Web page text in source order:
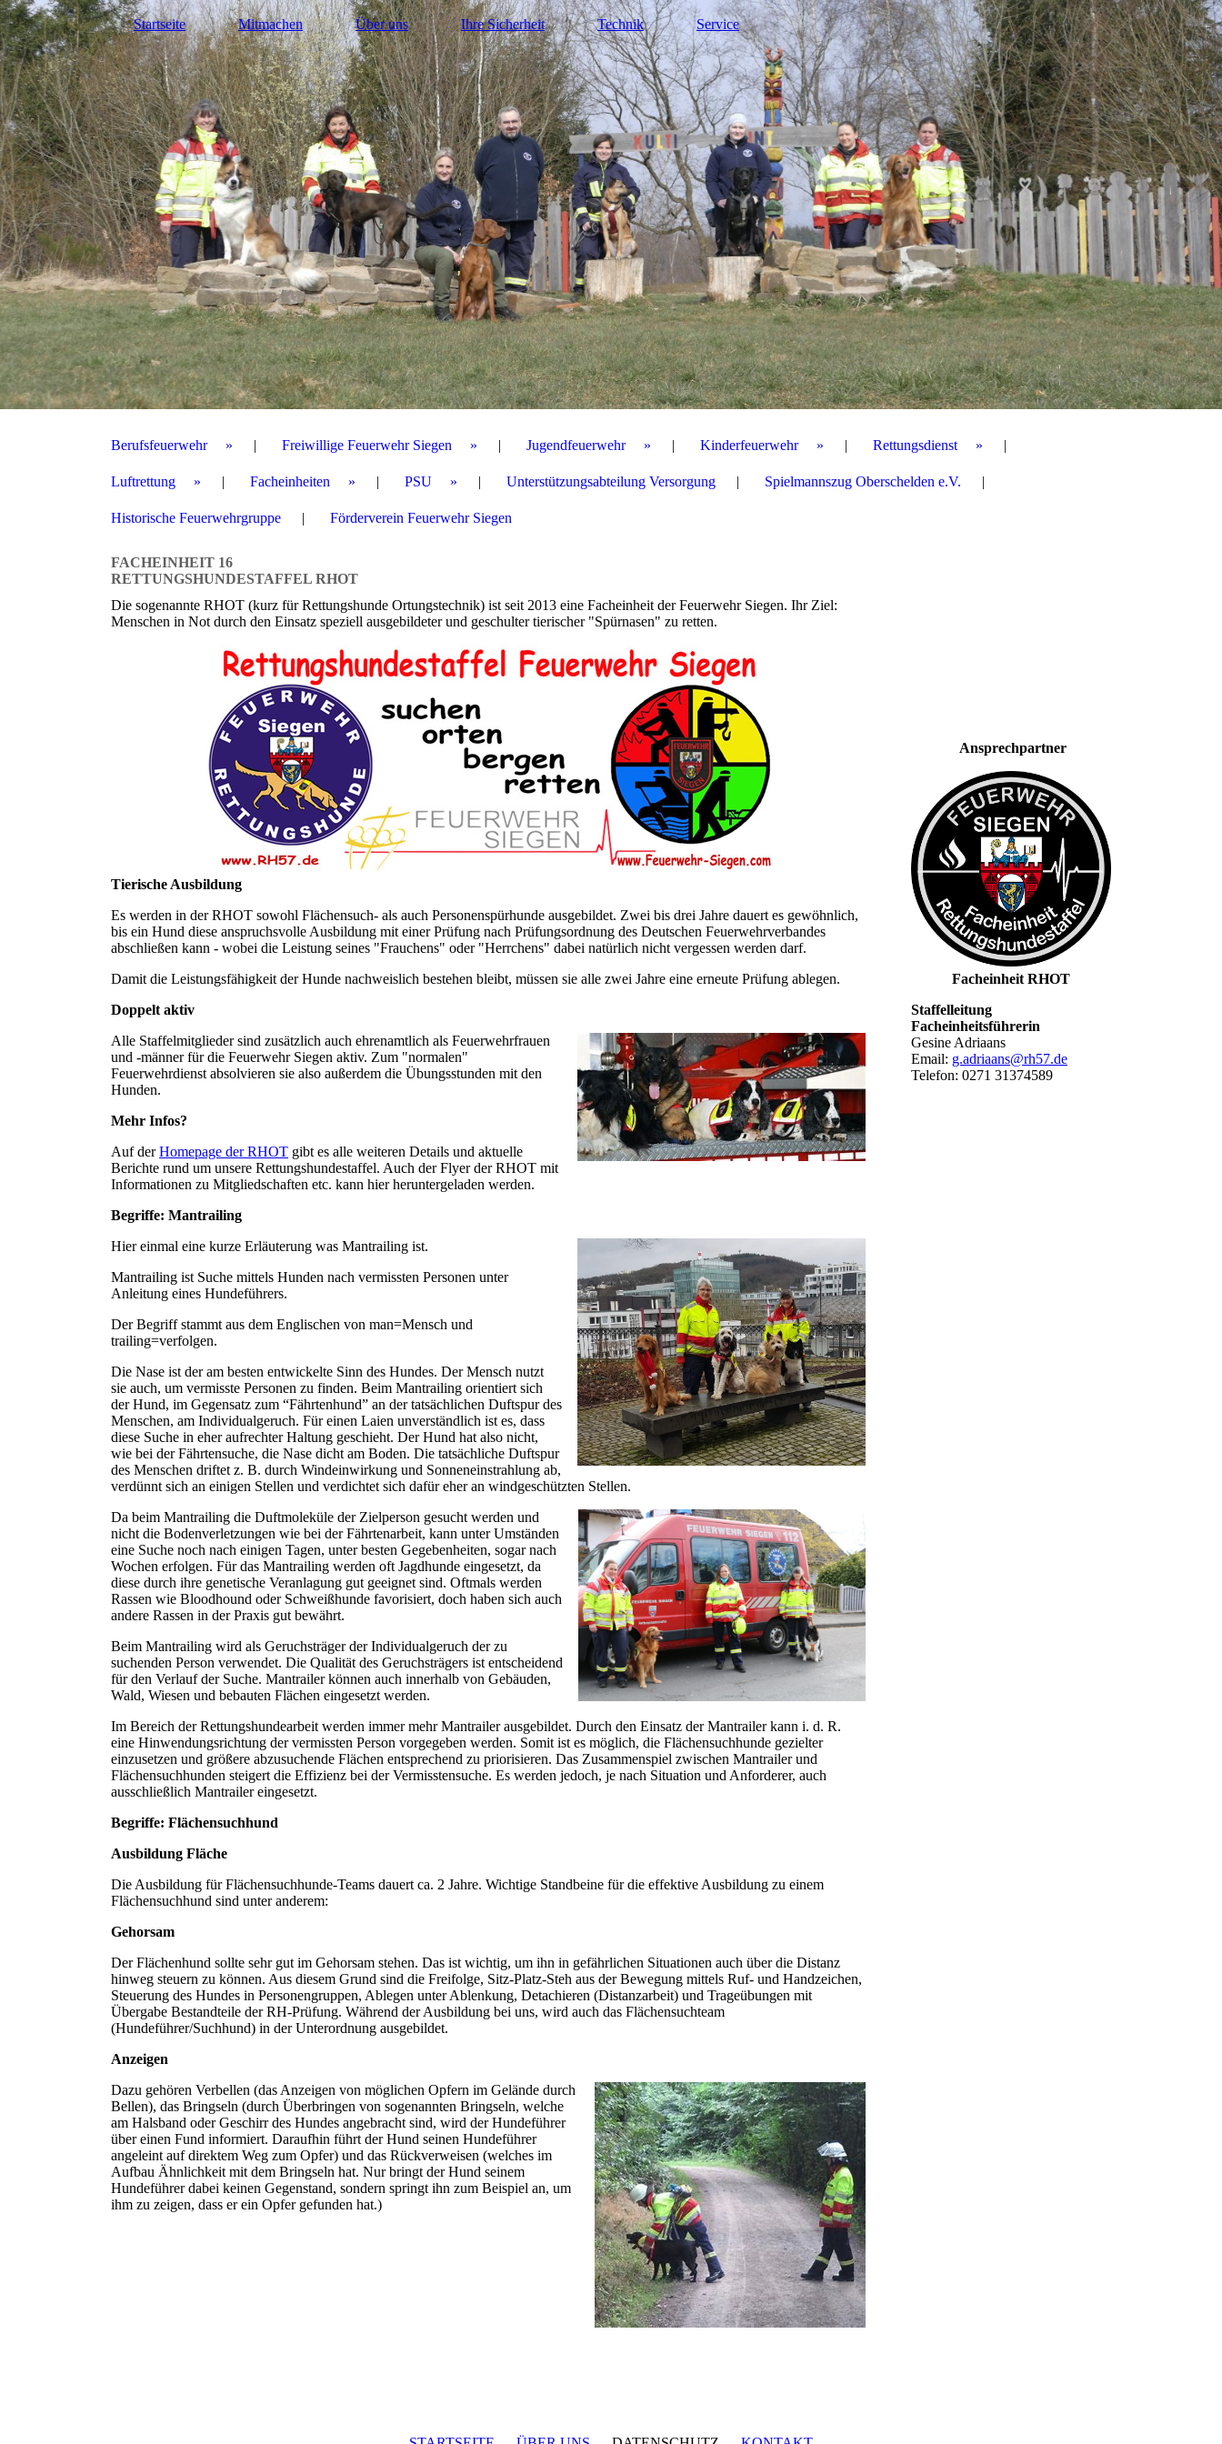
Startseite Mitmachen Über uns Ihre Sicherheit Technik Service
Berufsfeuerwehr Freiwillige Feuerwehr Siegen Jugendfeuerwehr Kinderfeuerwehr Rettungsdienst
Luftrettung Facheinheiten PSU Unterstützungsabteilung Versorgung Spielmannszug Oberschelden e.V.
Historische Feuerwehrgruppe Förderverein Feuerwehr Siegen
FACHEINHEIT 16
RETTUNGSHUNDESTAFFEL RHOT
Die sogenannte RHOT (kurz für Rettungshunde Ortungstechnik) ist seit 2013 eine Facheinheit der Feuerwehr Siegen. Ihr Ziel:
Menschen in Not durch den Einsatz speziell ausgebildeter und geschulter tierischer "Spürnasen" zu retten.
Tierische Ausbildung
Es werden in der RHOT sowohl Flächensuch- als auch Personenspürhunde ausgebildet. Zwei bis drei Jahre dauert es gewöhnlich,
bis ein Hund diese anspruchsvolle Ausbildung mit einer Prüfung nach Prüfungsordnung des Deutschen Feuerwehrverbandes
abschließen kann - wobei die Leistung seines "Frauchens" oder "Herrchens" dabei natürlich nicht vergessen werden darf.
Damit die Leistungsfähigkeit der Hunde nachweislich bestehen bleibt, müssen sie alle zwei Jahre eine erneute Prüfung ablegen.
Doppelt aktiv
Alle Staffelmitglieder sind zusätzlich auch ehrenamtlich als Feuerwehrfrauen
und -männer für die Feuerwehr Siegen aktiv. Zum "normalen"
Feuerwehrdienst absolvieren sie also außerdem die Übungsstunden mit den
Hunden.
Mehr Infos?
Auf derHomepage der RHOT gibt es alle weiteren Details und aktuelle
Berichte rund um unsere Rettungshundestaffel. Auch der Flyer der RHOT mit
Informationen zu Mitgliedschaften etc. kann hier heruntergeladen werden.
Begriffe: Mantrailing
Hier einmal eine kurze Erläuterung was Mantrailing ist.
Mantrailing ist Suche mittels Hunden nach vermissten Personen unter
Anleitung eines Hundeführers.
Der Begriff stammt aus dem Englischen von man=Mensch und
trailing=verfolgen.
Die Nase ist der am besten entwickelte Sinn des Hundes. Der Mensch nutzt
sie auch, um vermisste Personen zu finden. Beim Mantrailing orientiert sich
der Hund, im Gegensatz zum “Fährtenhund” an der tatsächlichen Duftspur des
Menschen, am Individualgeruch. Für einen Laien unverständlich ist es, dass
diese Suche in eher aufrechter Haltung geschieht. Der Hund hat also nicht,
wie bei der Fährtensuche, die Nase dicht am Boden. Die tatsächliche Duftspur
des Menschen driftet z. B. durch Windeinwirkung und Sonneneinstrahlung ab,
verdünnt sich an einigen Stellen und verdichtet sich dafür eher an windgeschützten Stellen.
Da beim Mantrailing die Duftmoleküle der Zielperson gesucht werden und
nicht die Bodenverletzungen wie bei der Fährtenarbeit, kann unter Umständen
eine Suche noch nach einigen Tagen, unter besten Gegebenheiten, sogar nach
Wochen erfolgen. Für das Mantrailing werden oft Jagdhunde eingesetzt, da
diese durch ihre genetische Veranlagung gut geeignet sind. Oftmals werden
Rassen wie Bloodhound oder Schweißhunde favorisiert, doch haben sich auch
andere Rassen in der Praxis gut bewährt.
Beim Mantrailing wird als Geruchsträger der Individualgeruch der zu
suchenden Person verwendet. Die Qualität des Geruchsträgers ist entscheidend
für den Verlauf der Suche. Mantrailer können auch innerhalb von Gebäuden,
Wald, Wiesen und bebauten Flächen eingesetzt werden.
Im Bereich der Rettungshundearbeit werden immer mehr Mantrailer ausgebildet. Durch den Einsatz der Mantrailer kann i. d. R.
eine Hinwendungsrichtung der vermissten Person vorgegeben werden. Somit ist es möglich, die Flächensuchhunde gezielter
einzusetzen und größere abzusuchende Flächen entsprechend zu priorisieren. Das Zusammenspiel zwischen Mantrailer und
Flächensuchhunden steigert die Effizienz bei der Vermisstensuche. Es werden jedoch, je nach Situation und Anforderer, auch
ausschließlich Mantrailer eingesetzt.
Begriffe: Flächensuchhund
Ausbildung Fläche
Die Ausbildung für Flächensuchhunde-Teams dauert ca. 2 Jahre. Wichtige Standbeine für die effektive Ausbildung zu einem
Flächensuchhund sind unter anderem:
Gehorsam
Der Flächenhund sollte sehr gut im Gehorsam stehen. Das ist wichtig, um ihn in gefährlichen Situationen auch über die Distanz
hinweg steuern zu können. Aus diesem Grund sind die Freifolge, Sitz-Platz-Steh aus der Bewegung mittels Ruf- und Handzeichen,
Steuerung des Hundes in Personengruppen, Ablegen unter Ablenkung, Detachieren (Distanzarbeit) und Trageübungen mit
Übergabe Bestandteile der RH-Prüfung. Während der Ausbildung bei uns, wird auch das Flächensuchteam
(Hundeführer/Suchhund) in der Unterordnung ausgebildet.
Anzeigen
Dazu gehören Verbellen (das Anzeigen von möglichen Opfern im Gelände durch
Bellen), das Bringseln (durch Überbringen von sogenannten Bringseln, welche
am Halsband oder Geschirr des Hundes angebracht sind, wird der Hundeführer
über einen Fund informiert. Daraufhin führt der Hund seinen Hundeführer
angeleint auf direktem Weg zum Opfer) und das Rückverweisen (welches im
Aufbau Ähnlichkeit mit dem Bringseln hat. Nur bringt der Hund seinem
Hundeführer dabei keinen Gegenstand, sondern springt ihn zum Beispiel an, um
ihm zu zeigen, dass er ein Opfer gefunden hat.)
Ansprechpartner
Facheinheit RHOT
Staffelleitung
Facheinheitsführerin
Gesine Adriaans
Email: g.adriaans@rh57.de
Telefon: 0271 31374589